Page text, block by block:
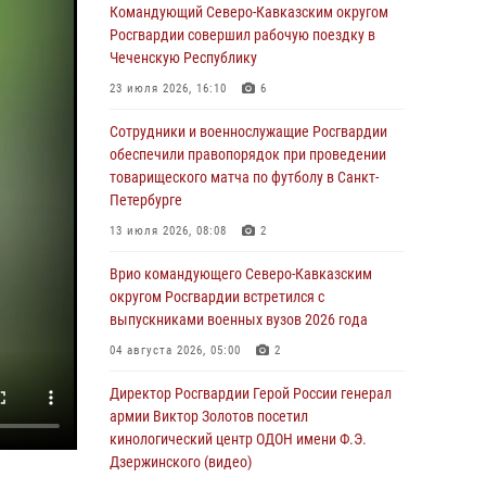
Иван Пияшев – герой выпуска «Легенды
армии с Александром Маршалом»
07 августа 2026, 12:00
округу Росгвардии и ветераны военной
контрразведки почтили память Николая
Кузнецова
07 августа 2026, 12:00
подняться на крышу Смольного собора в
Санкт-Петербурге (видео)
07 августа 2026, 11:34 3 1
основам взрывобезопасности
07 августа 2026, 11:33
Рэпер ST посетил раненых росгвардейцев в
Командующий Северо-Кавказским округом
Росгвардии совершил рабочую поездку в
Чеченскую Республику
23 июля 2026, 16:10 6
Сотрудники и военнослужащие Росгвардии
обеспечили правопорядок при проведении
товарищеского матча по футболу в Санкт-
Петербурге
13 июля 2026, 08:08 2
Врио командующего Северо-Кавказским
округом Росгвардии встретился с
выпускниками военных вузов 2026 года
04 августа 2026, 05:00 2
Директор Росгвардии Герой России генерал
армии Виктор Золотов посетил
кинологический центр ОДОН имени Ф.Э.
Дзержинского (видео)